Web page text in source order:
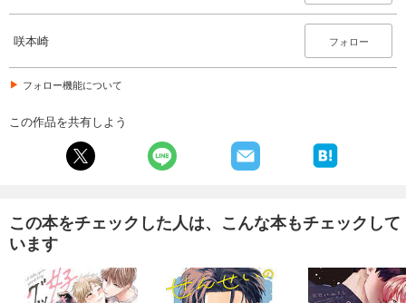
咲本崎 フォロー
フォロー機能について
この作品を共有しよう
この本をチェックした人は、こんな本もチェックして
います